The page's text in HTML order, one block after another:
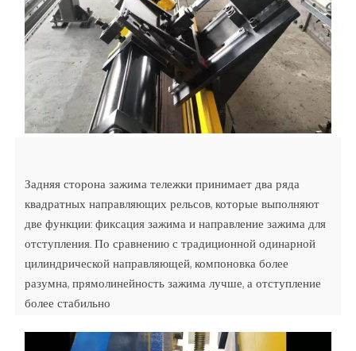
Задняя сторона зажима тележки принимает два ряда
квадратных направляющих рельсов, которые выполняют
две функции: фиксация зажима и направление зажима для
отступления. По сравнению с традиционной одинарной
цилиндрической направляющей, компоновка более
разумна, прямолинейность зажима лучше, а отступление
более стабильно